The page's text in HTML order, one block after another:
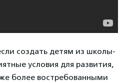
создать детям из школы-
условия для развития,
более востребованными